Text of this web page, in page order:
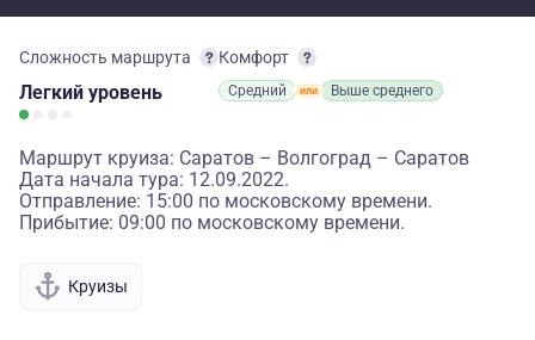
Сложность маршрута
Легкий уровень
Комфорт
Средний Выше среднего
Маршрут круиза: Саратов – Волгоград – Саратов
Дата начала тура: 12.09.2022.
Отправление: 15:00 по московскому времени.
Прибытие: 09:00 по московскому времени.
Круизы